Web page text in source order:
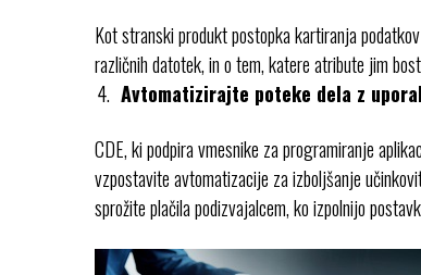
Kot stranski produkt postopka kartiranja
različnih datotek, in o tem, katere atribute jim
Avtomatizirajte poteke dela z
CDE, ki podpira vmesnike za programiranje
vzpostavite avtomatizacije za izboljšanje
sprožite plačila podizvajalcem, ko izpolnijo